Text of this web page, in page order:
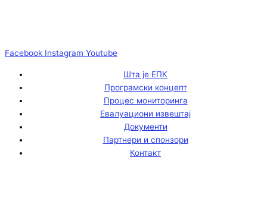
Facebook Instagram Youtube
Шта је ЕПК
Програмски концепт
Процес мониторинга
Евалуациони извештај
Документи
Партнери и спонзори
Контакт